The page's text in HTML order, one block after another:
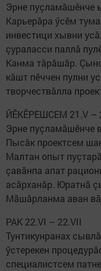
Эрне пуçламăшӗнче
Карьерăра ӳсӗм
инвестици хывни
çураласси паллă
Канма тăрăшăр.
кăшт пӗччен пулни
творчествăлла
ЙӖКӖРЕШСЕМ 21.V –
Эрне пуçламăшӗнче
Пысăк проектсем
Малтан опыт
çавăнпа апат
асăрханăр. Юратнă
Мăшăрланма аван
РАК 22.VI – 22.VII
Тунтикунранах
ӳстерекен
специалистсем